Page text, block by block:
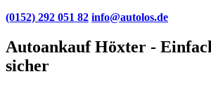
(0152) 292 051 82 info@autolos.de
Autoankauf Höxter -
sicher